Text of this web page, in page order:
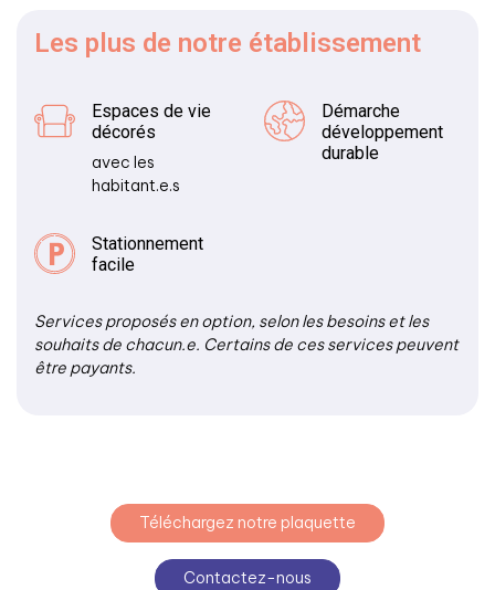
Les plus de notre établissement
Espaces de vie
décorés
avec les
habitant.e.s
Démarche
développement
durable
Stationnement
facile
Services proposés en option, selon les besoins et les
souhaits de chacun.e. Certains de ces services peuvent
être payants.
Téléchargez notre plaquette
Contactez-nous